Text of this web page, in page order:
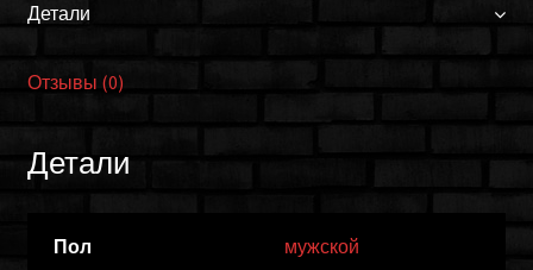
Детали
Отзывы (0)
Детали
Пол мужской